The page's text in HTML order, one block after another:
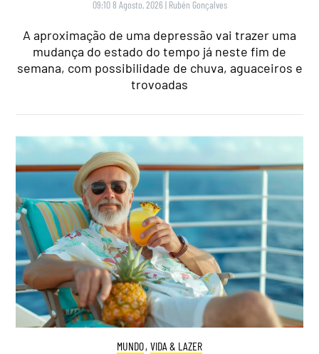
09:10 8 Agosto, 2026 | Rubén Gonçalves
A aproximação de uma depressão vai trazer uma
mudança do estado do tempo já neste fim de
semana, com possibilidade de chuva, aguaceiros e
trovoadas
MUNDO, VIDA & LAZER